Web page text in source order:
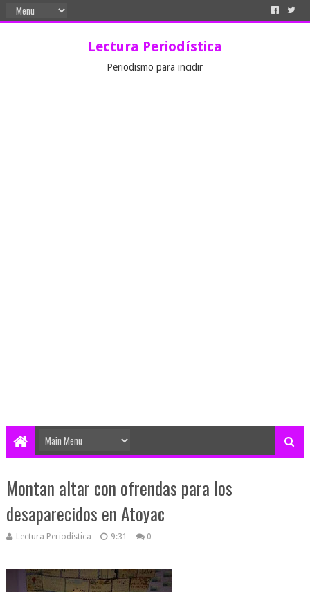
Lectura Periodística
Periodismo para incidir
Montan altar con ofrendas para los
desaparecidos en Atoyac
Lectura Periodística 9:31 0